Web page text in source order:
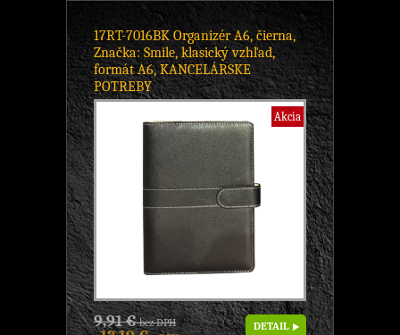
17RT-7016BK Organizér A6, čierna,
Značka: Smile, klasický vzhľad,
formát A6, KANCELÁRSKE
POTREBY
Akcia
9,91 €bez DPH DETAIL